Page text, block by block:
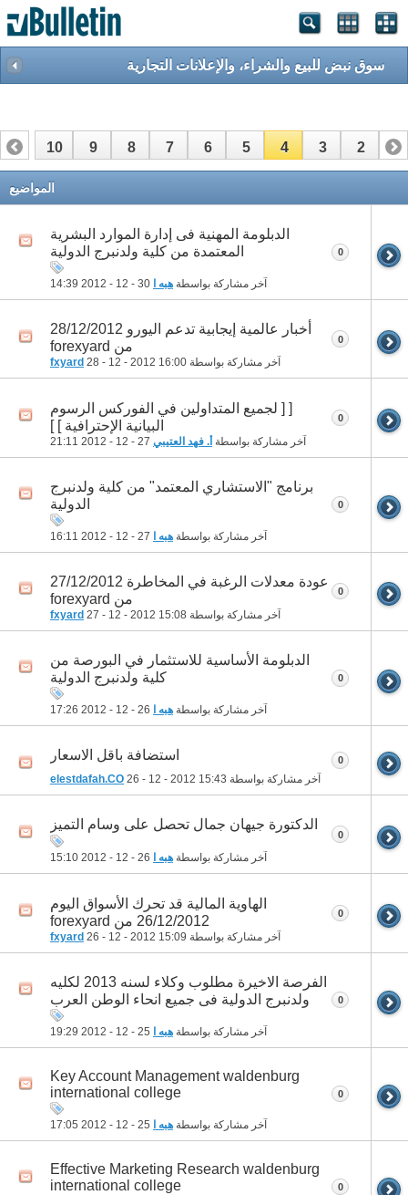
سوق نبض للبيع والشراء، والإعلانات التجارية
1
2
3
4
5
6
7
8
9
10
المواضيع
الدبلومة المهنية فى إدارة الموارد البشرية
المعتمدة من كلية ولدنبرج الدولية
آخر مشاركة بواسطة هبه ا 14:39
0
أخبار عالمية إيجابية تدعم اليورو 28/12/2012
من forexyard
آخر مشاركة بواسطة fxyard 28 - 12 - 2012 16:00
0
[ [ لجميع المتداولين في الفوركس الرسوم
البيانية الإحترافية ] ]
آخر مشاركة بواسطة أ. فهد العتيبي 21:11
0
برنامج "الاستشاري المعتمد" من كلية ولدنبرج
الدولية
آخر مشاركة بواسطة هبه ا 16:11
0
عودة معدلات الرغبة في المخاطرة 27/12/2012
من forexyard
آخر مشاركة بواسطة fxyard 27 - 12 - 2012 15:08
0
الدبلومة الأساسية للاستثمار في البورصة من
كلية ولدنبرج الدولية
آخر مشاركة بواسطة هبه ا 17:26
0
استضافة باقل الاسعار
آخر مشاركة بواسطة elestdafah.CO 26 - 12 - 2012 15:43
0
الدكتورة جيهان جمال تحصل على وسام التميز
آخر مشاركة بواسطة هبه ا 15:10
0
الهاوية المالية قد تحرك الأسواق اليوم
26/12/2012 من forexyard
آخر مشاركة بواسطة fxyard 26 - 12 - 2012 15:09
0
الفرصة الاخيرة مطلوب وكلاء لسنه 2013 لكليه
ولدنبرج الدولية فى جميع انحاء الوطن العرب
آخر مشاركة بواسطة هبه ا 19:29
0
Key Account Management waldenburg
international college
آخر مشاركة بواسطة هبه ا 17:05
0
Effective Marketing Research waldenburg
international college
0